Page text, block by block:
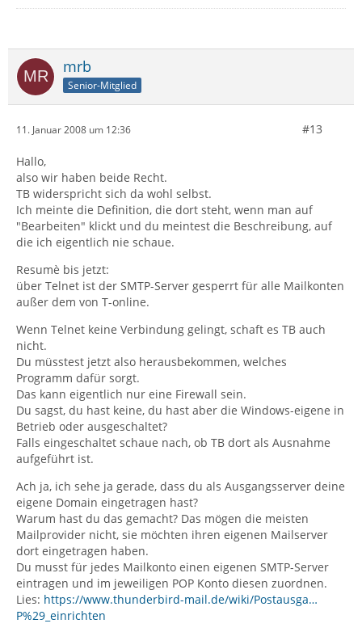
mrb
Senior-Mitglied
11. Januar 2008 um 12:36 #13
Hallo,
also wir haben beide Recht.
TB widerspricht sich da wohl selbst.
Ich meinte die Definition, die dort steht, wenn man auf
"Bearbeiten" klickt und du meintest die Beschreibung, auf
die ich eigentlich nie schaue.
Resumè bis jetzt:
über Telnet ist der SMTP-Server gesperrt für alle Mailkonten
außer dem von T-online.
Wenn Telnet keine Verbindung gelingt, schaft es TB auch
nicht.
Du müsstest jetzt also herausbekommen, welches
Programm dafür sorgt.
Das kann eigentlich nur eine Firewall sein.
Du sagst, du hast keine, du hast aber die Windows-eigene in
Betrieb oder ausgeschaltet?
Falls eingeschaltet schaue nach, ob TB dort als Ausnahme
aufgeführt ist.
Ach ja, ich sehe ja gerade, dass du als Ausgangsserver deine
eigene Domain eingetragen hast?
Warum hast du das gemacht? Das mögen die meisten
Mailprovider nicht, sie möchten ihren eigenen Mailserver
dort eingetragen haben.
Du musst für jedes Mailkonto einen eigenen SMTP-Server
eintragen und im jeweiligen POP Konto diesen zuordnen.
Lies: https://www.thunderbird-mail.de/wiki/Postausga…
P%29_einrichten